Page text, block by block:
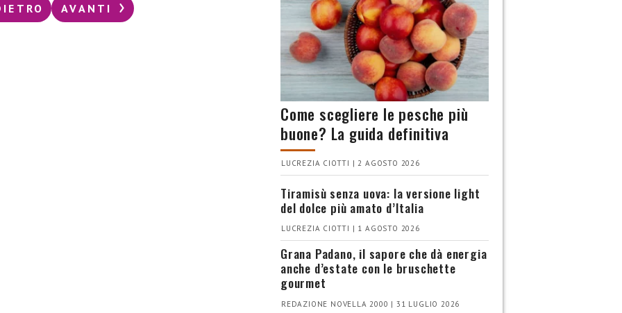
AVANTI
Come scegliere le pesche più
buone? La guida definitiva
LUCREZIA CIOTTI | 2 AGOSTO 2026
Tiramisù senza uova: la versione light
del dolce più amato d’Italia
LUCREZIA CIOTTI | 1 AGOSTO 2026
Grana Padano, il sapore che dà energia
anche d’estate con le bruschette
gourmet
REDAZIONE NOVELLA 2000 | 31 LUGLIO 2026